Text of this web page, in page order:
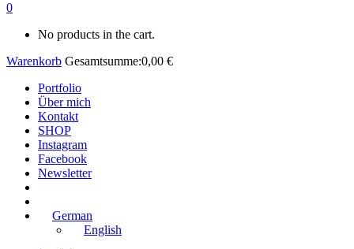
0
No products in the cart.
Warenkorb Gesamtsumme:0,00 €
Portfolio
Über mich
Kontakt
SHOP
Instagram
Facebook
Newsletter
German
English